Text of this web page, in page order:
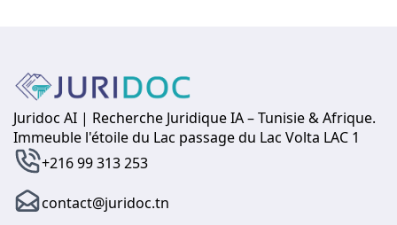
Juridoc AI | Recherche Juridique IA – Tunisie & Afrique.
Immeuble l'étoile du Lac passage du Lac Volta LAC 1
+216 99 313 253
contact@juridoc.tn